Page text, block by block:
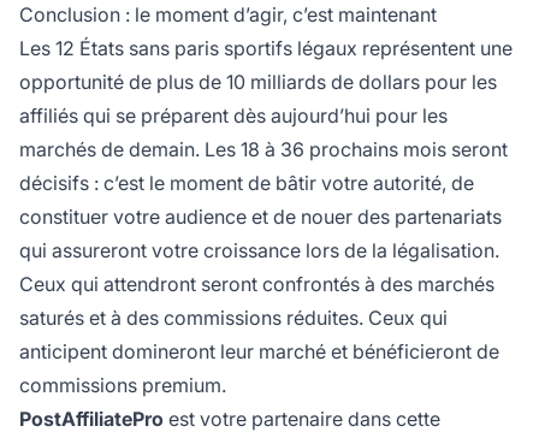
Conclusion : le moment d’agir, c’est maintenant
Les 12 États sans paris sportifs légaux représentent une
opportunité de plus de 10 milliards de dollars pour les
affiliés qui se préparent dès aujourd’hui pour les
marchés de demain. Les 18 à 36 prochains mois seront
décisifs : c’est le moment de bâtir votre autorité, de
constituer votre audience et de nouer des partenariats
qui assureront votre croissance lors de la légalisation.
Ceux qui attendront seront confrontés à des marchés
saturés et à des commissions réduites. Ceux qui
anticipent domineront leur marché et bénéficieront de
commissions premium.
PostAffiliatePro est votre partenaire dans cette